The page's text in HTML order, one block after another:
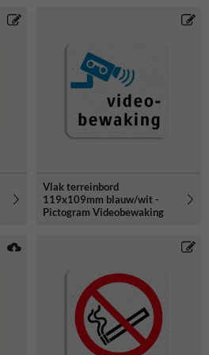
Vlak terreinbord
119x109mm blauw/wit -
Pictogram Videobewaking